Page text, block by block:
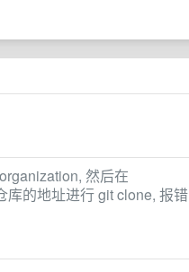
然后在
的地址进行 git clone, 报错